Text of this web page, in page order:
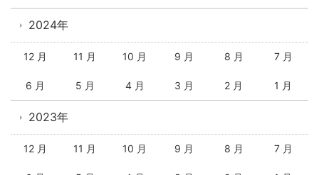
2024年
12 月 11 月 10 月 9 月 8 月 7 月
6 月 5 月 4 月 3 月 2 月 1 月
2023年
12 月 11 月 10 月 9 月 8 月 7 月